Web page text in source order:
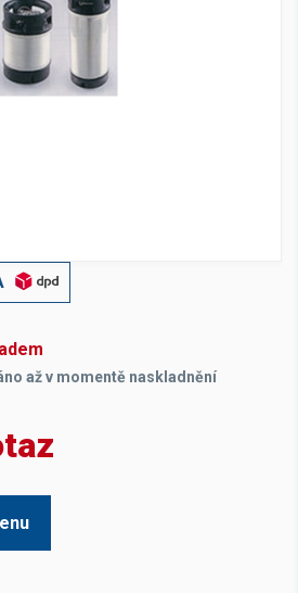
až v momentě naskladnění